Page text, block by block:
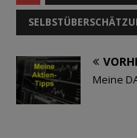
Meine